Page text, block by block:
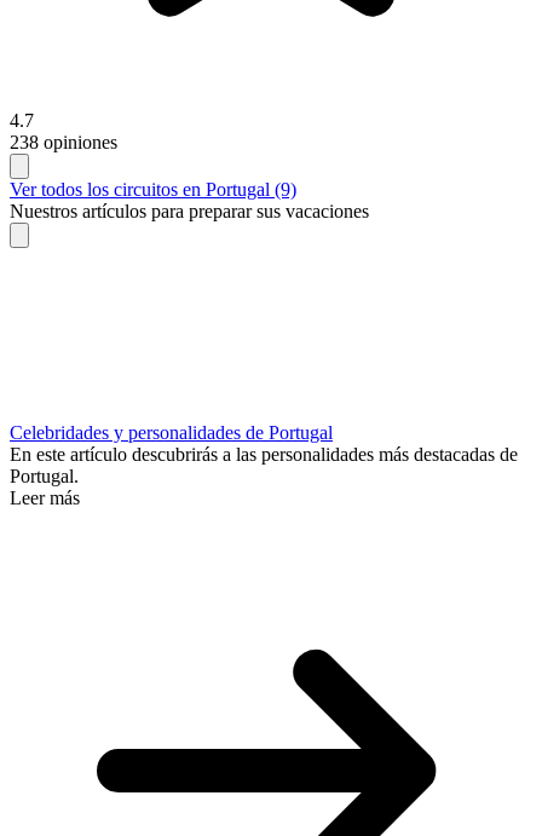
4.7
238 opiniones
Ver todos los circuitos en Portugal (9)
Nuestros artículos para preparar sus vacaciones
Celebridades y personalidades de Portugal
En este artículo descubrirás a las personalidades más destacadas de
Portugal.
Leer más